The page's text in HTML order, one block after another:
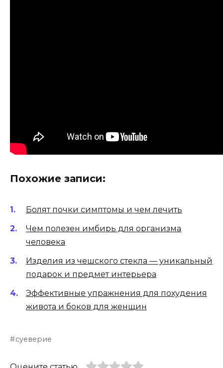
Похожие записи:
Болят почки симптомы и чем лечить
Чем полезен имбирь для организма
человека
Изделия из чешского стекла — уникальный
подарок и предмет интерьера
Эффективные упражнения для похудения
живота и боков для женщин
суеверие